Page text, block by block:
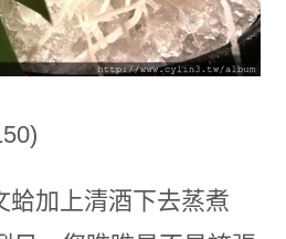
蛤加上清酒下去蒸煮